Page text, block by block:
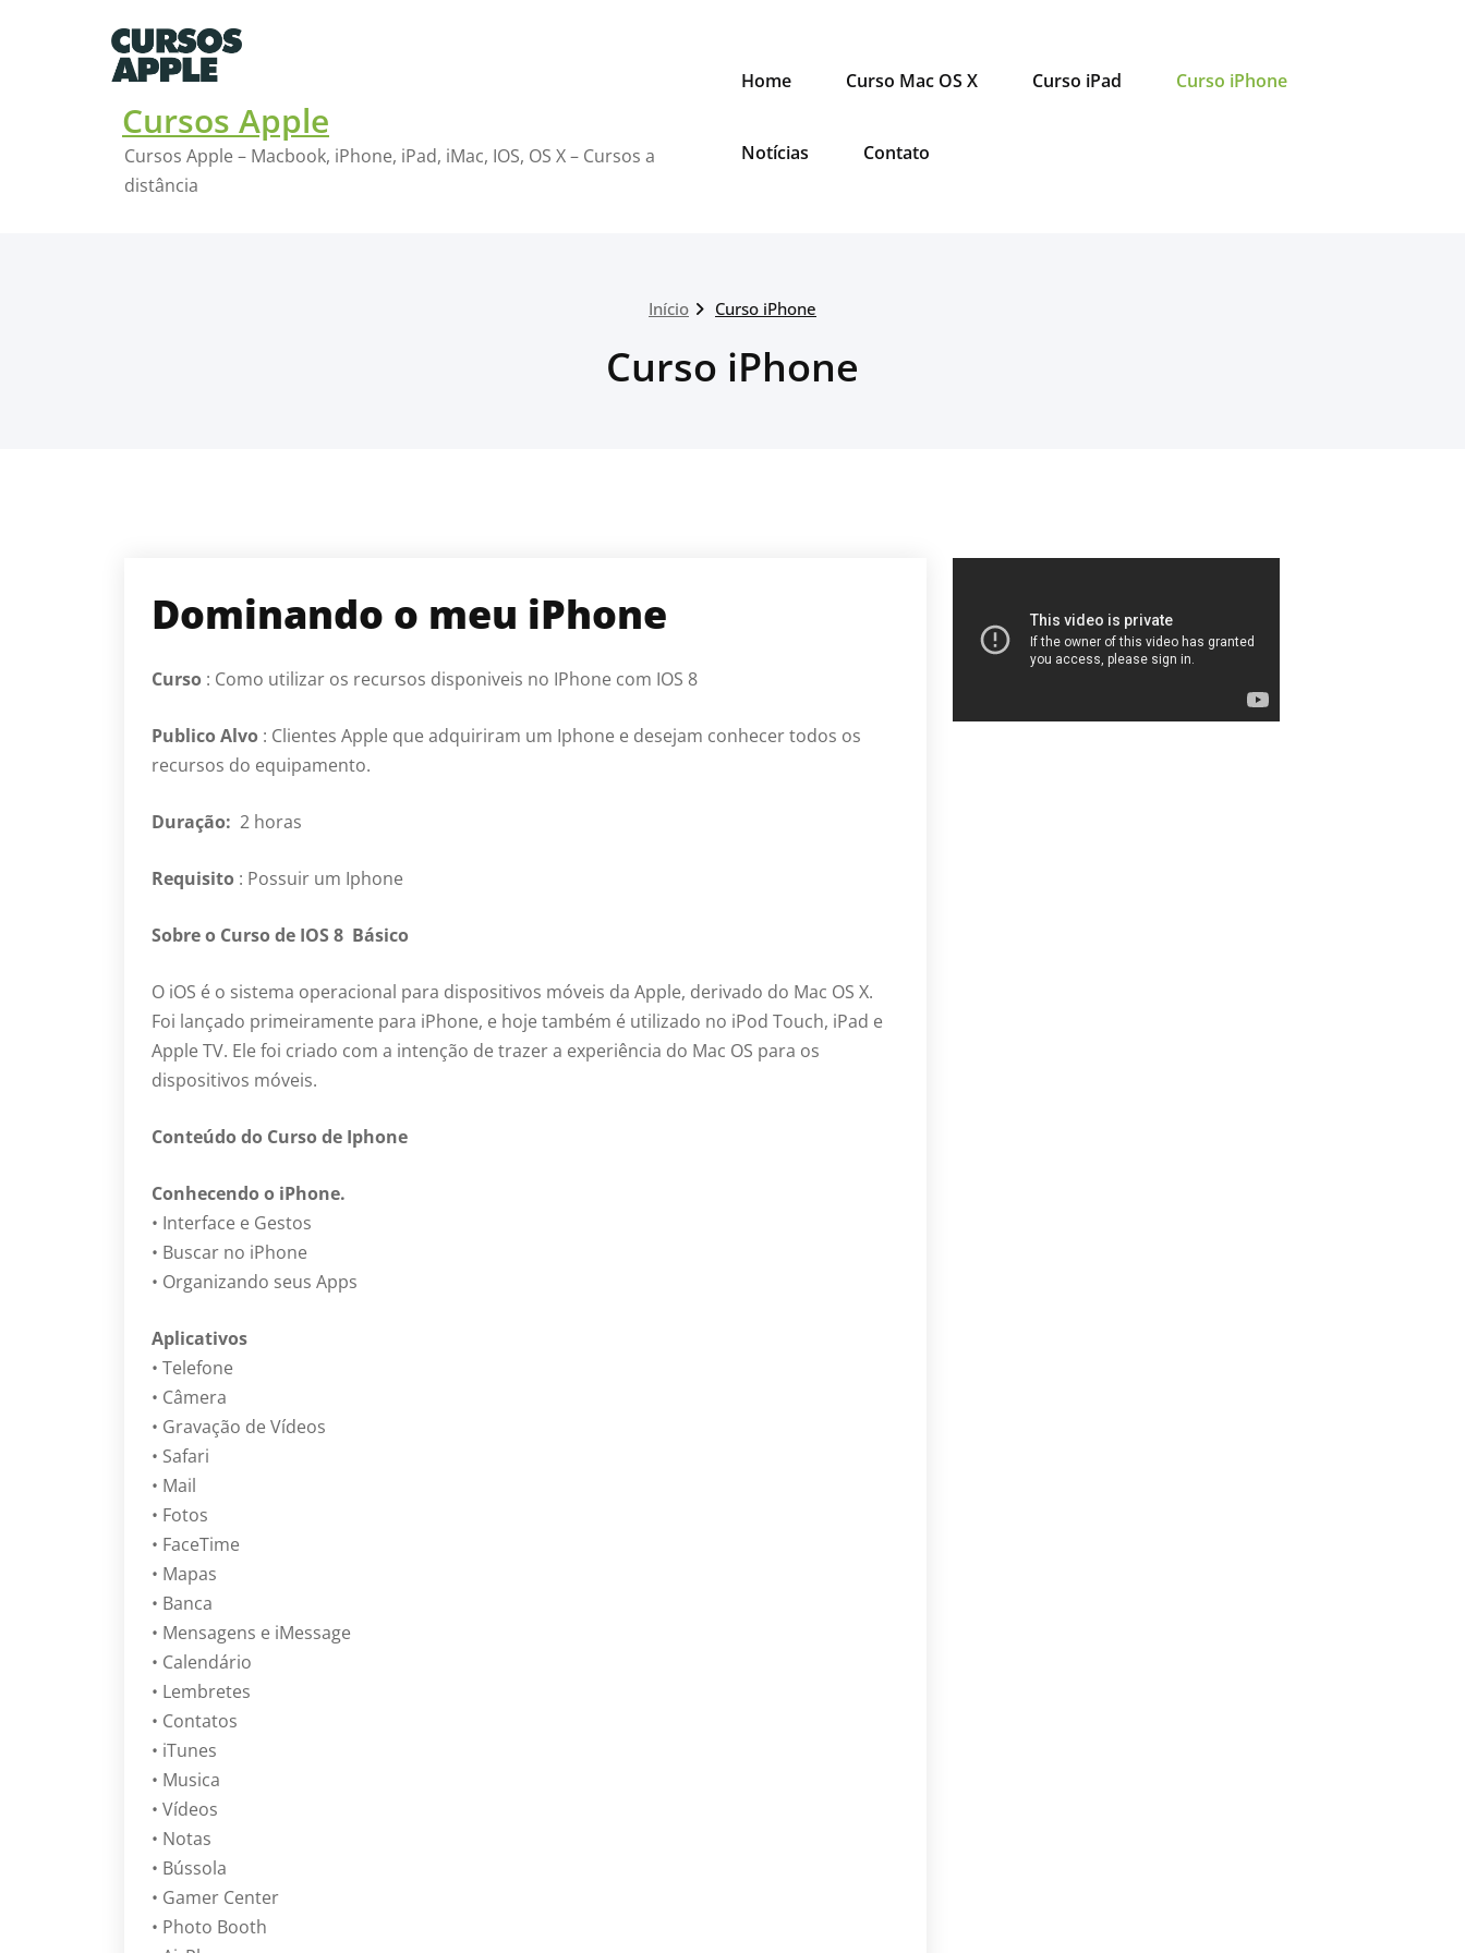
Cursos Apple
Cursos Apple – Macbook, iPhone, iPad, iMac, IOS, OS X – Cursos a
distância
Home Curso Mac OS X Curso iPad Curso iPhone
Notícias Contato
Início Curso iPhone
Curso iPhone
Dominando o meu iPhone
Curso : Como utilizar os recursos disponiveis no IPhone com IOS 8
Publico Alvo : Clientes Apple que adquiriram um Iphone e desejam conhecer todos os
recursos do equipamento.
Duração: 2 horas
Requisito : Possuir um Iphone
Sobre o Curso de IOS 8 Básico
O iOS é o sistema operacional para dispositivos móveis da Apple, derivado do Mac OS X.
Foi lançado primeiramente para iPhone, e hoje também é utilizado no iPod Touch, iPad e
Apple TV. Ele foi criado com a intenção de trazer a experiência do Mac OS para os
dispositivos móveis.
Conteúdo do Curso de Iphone
Conhecendo o iPhone.
• Interface e Gestos
• Buscar no iPhone
• Organizando seus Apps
Aplicativos
• Telefone
• Câmera
• Gravação de Vídeos
• Safari
• Mail
• Fotos
• FaceTime
• Mapas
• Banca
• Mensagens e iMessage
• Calendário
• Lembretes
• Contatos
• iTunes
• Musica
• Vídeos
• Notas
• Bússola
• Gamer Center
• Photo Booth